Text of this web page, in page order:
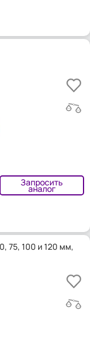
Запросить
аналог
75, 100 и 120 мм,